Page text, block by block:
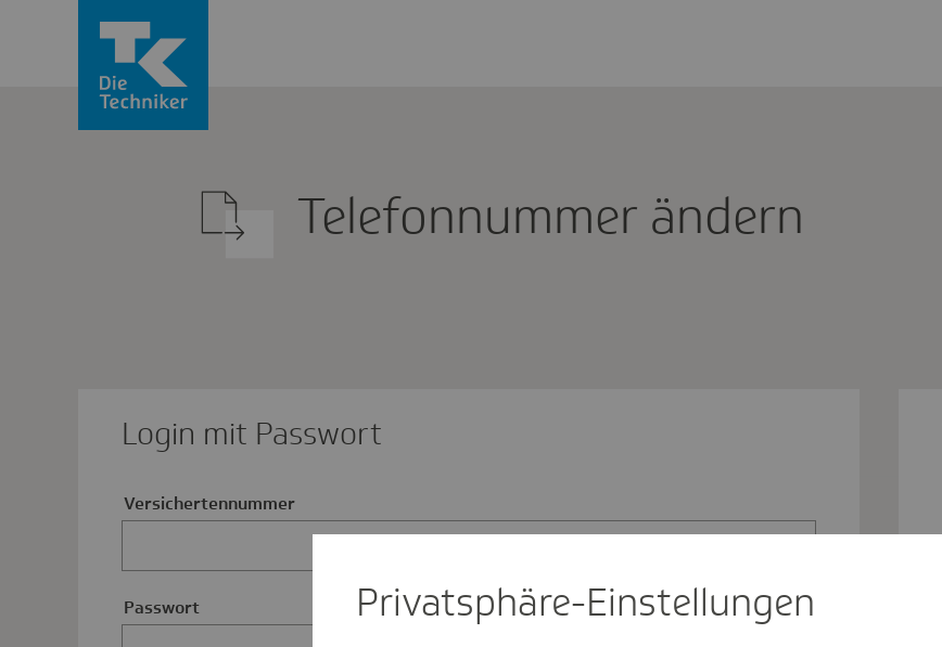
Tele­fon­nummer ändern
Login mit Passwort
Versichertennummer
Passwort Privat­sphäre-Einstel­lungen